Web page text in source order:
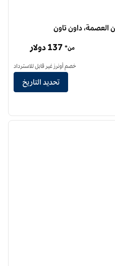
العصمة، داون تاون
واشنطن العاصمة داون تاون
من* 137 دولار
خصم أونرز غير قابل للاسترداد
تحديد التاريخ
الصورة